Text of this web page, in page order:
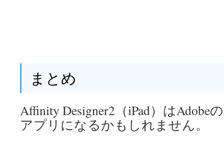
まとめ
Affinity Designer2（iPad）はAdobe
アプリになるかもしれません。